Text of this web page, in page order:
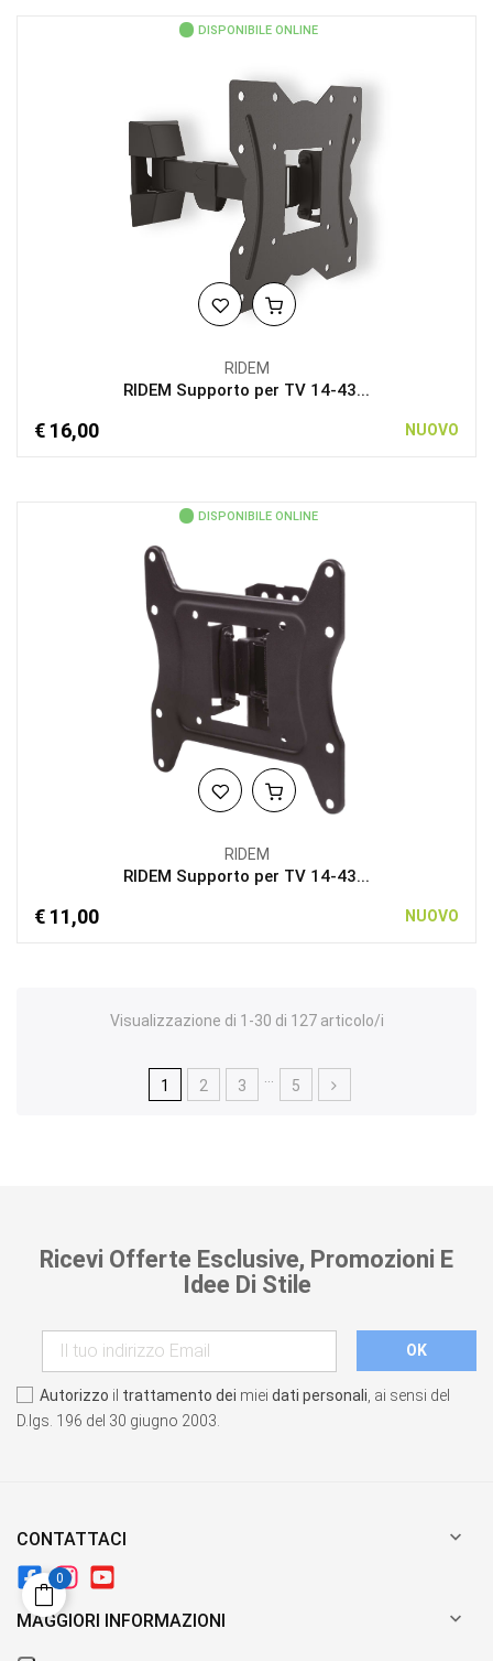
DISPONIBILE ONLINE
RIDEM
RIDEM Supporto per TV 14-43...
€ 16,00 NUOVO
DISPONIBILE ONLINE
RIDEM
RIDEM Supporto per TV 14-43...
€ 11,00 NUOVO
Visualizzazione di 1-30 di 127 articolo/i
1 2 3 5
Ricevi Offerte Esclusive, Promozioni E
Idee Di Stile
Autorizzo il trattamento dei miei dati personali , ai sensi del
D.lgs. 196 del 30 giugno 2003.
CONTATTACI 
MAGGIORI INFORMAZIONI 
0